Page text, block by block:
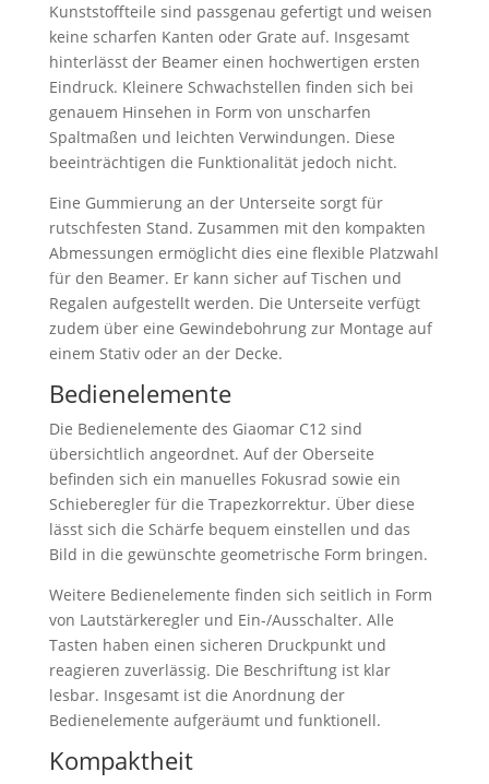
Kunststoffteile sind passgenau gefertigt und weisen
keine scharfen Kanten oder Grate auf. Insgesamt
hinterlässt der Beamer einen hochwertigen ersten
Eindruck. Kleinere Schwachstellen finden sich bei
genauem Hinsehen in Form von unscharfen
Spaltmaßen und leichten Verwindungen. Diese
beeinträchtigen die Funktionalität jedoch nicht.
Eine Gummierung an der Unterseite sorgt für
rutschfesten Stand. Zusammen mit den kompakten
Abmessungen ermöglicht dies eine flexible Platzwahl
für den Beamer. Er kann sicher auf Tischen und
Regalen aufgestellt werden. Die Unterseite verfügt
zudem über eine Gewindebohrung zur Montage auf
einem Stativ oder an der Decke.
Bedienelemente
Die Bedienelemente des Giaomar C12 sind
übersichtlich angeordnet. Auf der Oberseite
befinden sich ein manuelles Fokusrad sowie ein
Schieberegler für die Trapezkorrektur. Über diese
lässt sich die Schärfe bequem einstellen und das
Bild in die gewünschte geometrische Form bringen.
Weitere Bedienelemente finden sich seitlich in Form
von Lautstärkeregler und Ein-/Ausschalter. Alle
Tasten haben einen sicheren Druckpunkt und
reagieren zuverlässig. Die Beschriftung ist klar
lesbar. Insgesamt ist die Anordnung der
Bedienelemente aufgeräumt und funktionell.
Kompaktheit